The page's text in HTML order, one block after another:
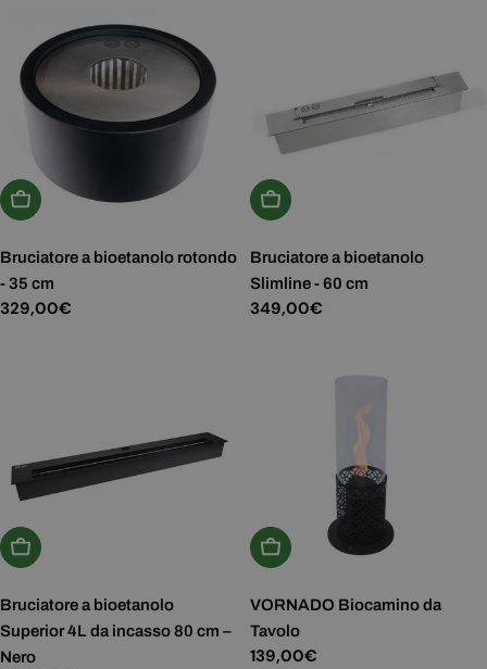
Aggiungi Al Carrello
Bruciatore a bioetanolo rotondo
- 35 cm
Prezzo
329,00€
Aggiungi Al Carrello
Bruciatore a bioetanolo
Slimline - 60 cm
Prezzo
349,00€
Aggiungi Al Carrello
Bruciatore a bioetanolo
Superior 4L da incasso 80 cm –
Nero
Aggiungi Al Carrello
VORNADO Biocamino da
Tavolo
Prezzo
139,00€